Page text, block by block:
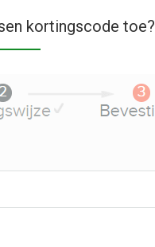
kortingscode toe?